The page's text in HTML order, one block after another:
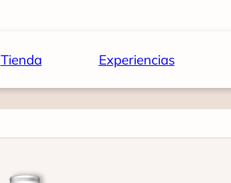
Tienda Experiencias